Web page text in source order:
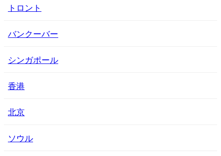
トロント
バンクーバー
シンガポール
香港
北京
ソウル